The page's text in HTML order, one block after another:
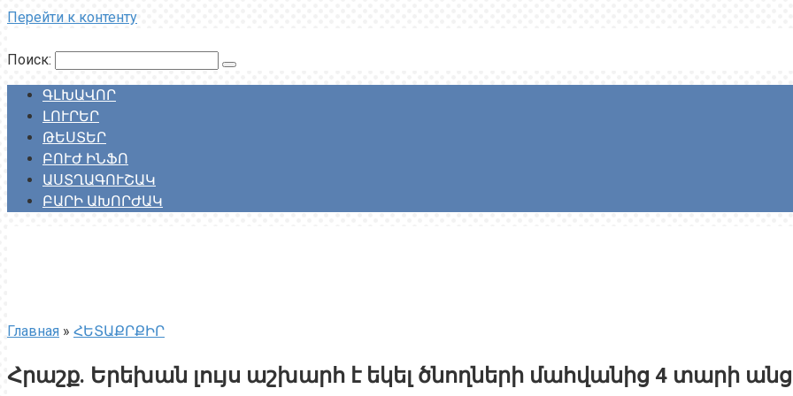
Перейти к контенту
Поиск:
ԳԼԽԱՎՈՐ
ԼՈՒՐԵՐ
ԹԵՍՏԵՐ
ԲՈՒԺ ԻՆՖՈ
ԱՍՏՂԱԳՈՒՇԱԿ
ԲԱՐԻ ԱԽՈՐԺԱԿ
Главная » ՀԵՏԱՔՐՔԻՐ
Հրաշք. Երեխան լույս աշխարհ է եկել ծնողների մահվանից 4 տարի